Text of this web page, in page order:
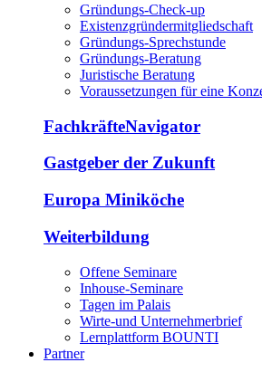
Gründungs-Check-up
Existenzgründermitgliedschaft
Gründungs-Sprechstunde
Gründungs-Beratung
Juristische Beratung
Voraussetzungen für eine
FachkräfteNavigator
Gastgeber der Zukunft
Europa Miniköche
Weiterbildung
Offene Seminare
Inhouse-Seminare
Tagen im Palais
Wirte-und Unternehmerbrief
Lernplattform BOUNTI
Partner